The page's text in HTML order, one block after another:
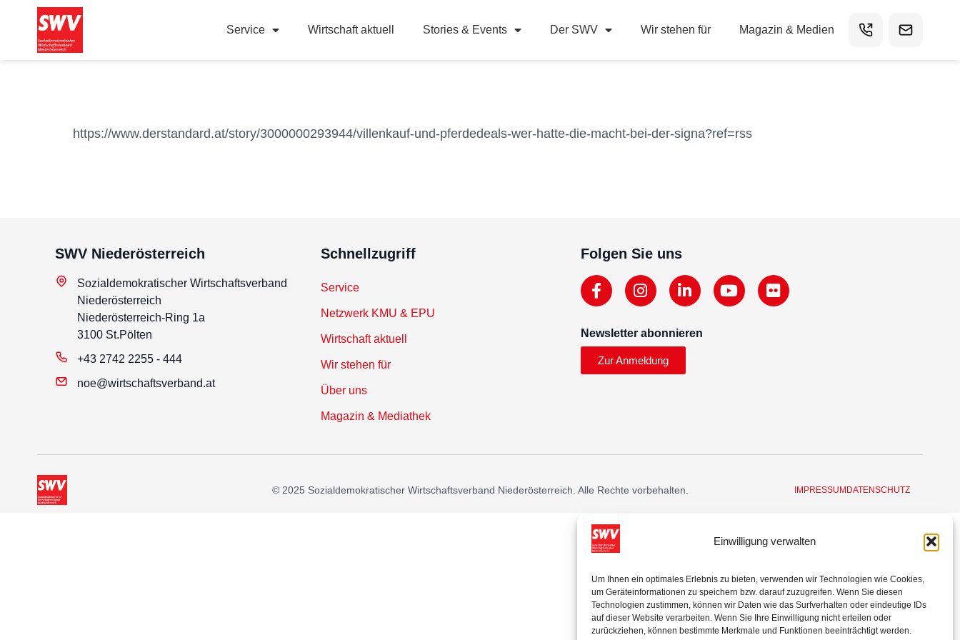
Einwilligung verwalten
Um Ihnen ein optimales Erlebnis zu bieten, verwenden wir Technologien wie Cookies,
um Geräteinformationen zu speichern bzw. darauf zuzugreifen. Wenn Sie diesen
Technologien zustimmen, können wir Daten wie das Surfverhalten oder eindeutige IDs
auf dieser Website verarbeiten. Wenn Sie Ihre Einwilligung nicht erteilen oder
zurückziehen, können bestimmte Merkmale und Funktionen beeinträchtigt werden.
Service Wirtschaft aktuell Stories & Events Der SWV Wir stehen für Magazin & Medien
https://www.derstandard.at/story/3000000293944/villenkauf-und-pferdedeals-wer-hatte-die-macht-bei-der-signa?ref=rss
SWV Niederösterreich
Sozialdemokratischer Wirtschaftsverband
Niederösterreich
Niederösterreich-Ring 1a
3100 St.Pölten
+43 2742 2255 - 444
noe@wirtschaftsverband.at
Schnellzugriff
Service
Netzwerk KMU & EPU
Wirtschaft aktuell
Wir stehen für
Über uns
Magazin & Mediathek
Folgen Sie uns
Newsletter abonnieren
Zur Anmeldung
© 2025 Sozialdemokratischer Wirtschaftsverband Niederösterreich. Alle Rechte vorbehalten. IMPRESSUMDATENSCHUTZ